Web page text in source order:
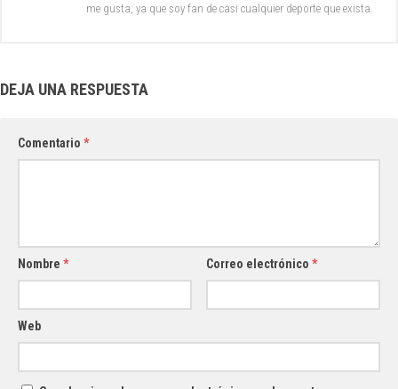
me gusta, ya que soy fan de casi cualquier deporte que exista.
DEJA UNA RESPUESTA
Comentario *
Nombre * Correo electrónico*
Web